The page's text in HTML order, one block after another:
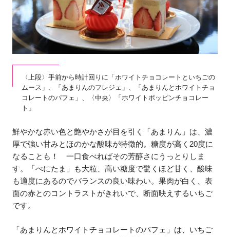
〈上段〉手前から時計回りに「ホワイトチョコレートといちごの
ムース」、「あまりんのフレジェ」、「あまりんとホワイトチョ
コレートのパフェ」、〈中央〉「ホワイトポッピンチョコレー
ト」
鮮やかな赤い色と艶やかさが目を引く「あまりん」は、濃
厚で強い甘みとほのかな酸味が特徴的。糖度が高く20度に
なることも！ 一口食べればその芳醇さにうっとりしま
す。「べにたま」も大粒、高い糖度で驚くほど甘く、酸味
も適度にあるのでバランスの良い味わい。果肉が白く、表
面の赤とのコントラストがきれいで、断面映えするいちご
です。
「あまりんとホワイトチョコレートのパフェ」は、いちご